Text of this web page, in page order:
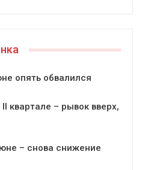
опять обвалился
квартале – рывок вверх,
– снова снижение